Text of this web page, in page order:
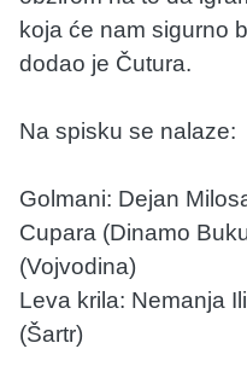
koja će nam sigurno
dodao je Čutura.
Na spisku se nalaze:
Golmani: Dejan
Cupara (Dinamo
(Vojvodina)
Leva krila: Nemanja
(Šartr)